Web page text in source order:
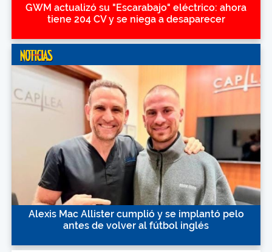
GWM actualizó su "Escarabajo" eléctrico: ahora
tiene 204 CV y se niega a desaparecer
Alexis Mac Allister cumplió y se implantó pelo
antes de volver al fútbol inglés